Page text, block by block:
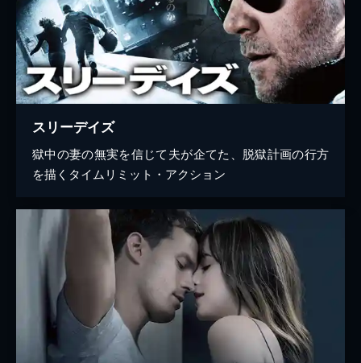
スリーデイズ
獄中の妻の無実を信じて夫が企てた、脱獄計画の行方
を描くタイムリミット・アクション